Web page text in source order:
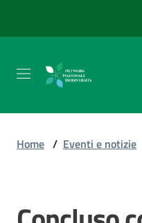
Chi
usa
Home / Eventi e notizie
Salta al contenuto